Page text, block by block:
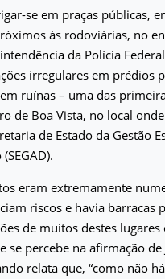
se em praças públicas,
às rodoviárias, no
da Polícia
irregulares em prédios
ruínas – uma das
de Boa Vista, no local onde
de Estado da Gestão
eram extremamente
riscos e havia barracas
de muitos destes lugares
se percebe na afirmação de
relata que, “como não há